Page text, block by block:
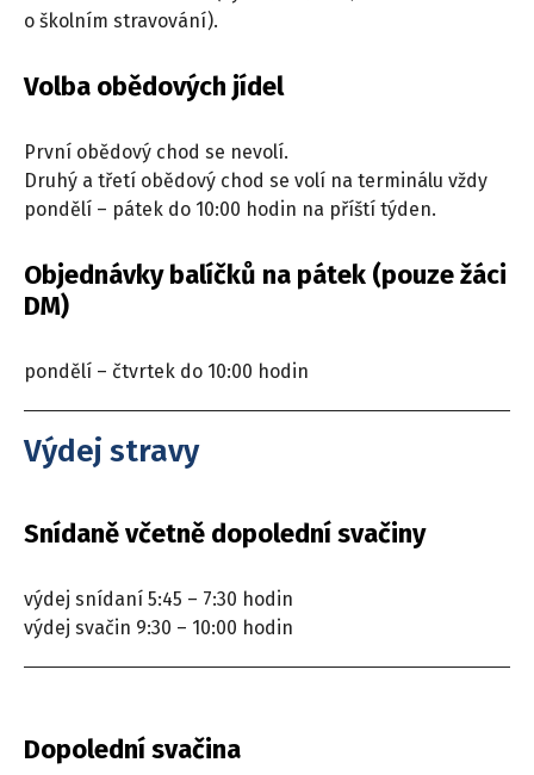
o školním stravování).
Volba obědových jídel
První obědový chod se nevolí.
Druhý a třetí obědový chod se volí na terminálu vždy
pondělí – pátek do 10:00 hodin na příští týden.
Objednávky balíčků na pátek (pouze žáci
DM)
pondělí – čtvrtek do 10:00 hodin
Výdej stravy
Snídaně včetně dopolední svačiny
výdej snídaní 5:45 – 7:30 hodin
výdej svačin 9:30 – 10:00 hodin
Dopolední svačina